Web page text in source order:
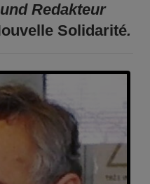
Redakteur
Solidarité.